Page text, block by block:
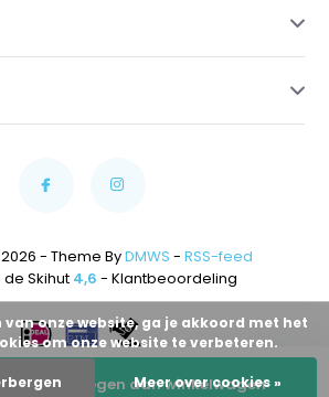
Toevoegen aan winkelwagen
- Theme ByDMWS - RSS-feed
Skihut 4,6 - Klantbeoordeling
onze website, ga je akkoord met het
om onze website te verbeteren.
Meer over cookies »